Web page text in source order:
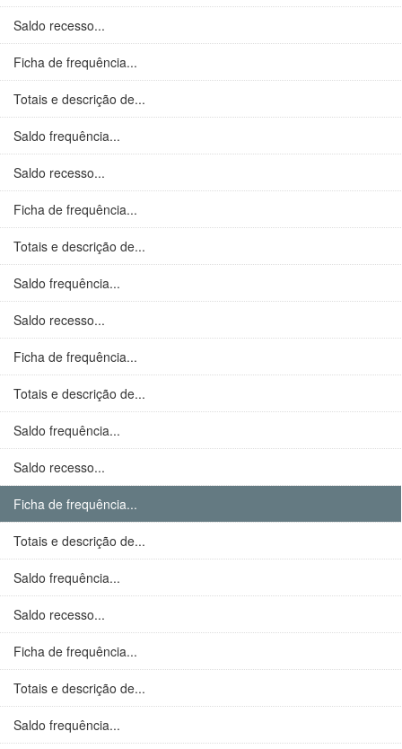
Saldo recesso...
Ficha de frequência...
Totais e descrição de...
Saldo frequência...
Saldo recesso...
Ficha de frequência...
Totais e descrição de...
Saldo frequência...
Saldo recesso...
Ficha de frequência...
Totais e descrição de...
Saldo frequência...
Saldo recesso...
Ficha de frequência...
Totais e descrição de...
Saldo frequência...
Saldo recesso...
Ficha de frequência...
Totais e descrição de...
Saldo frequência...